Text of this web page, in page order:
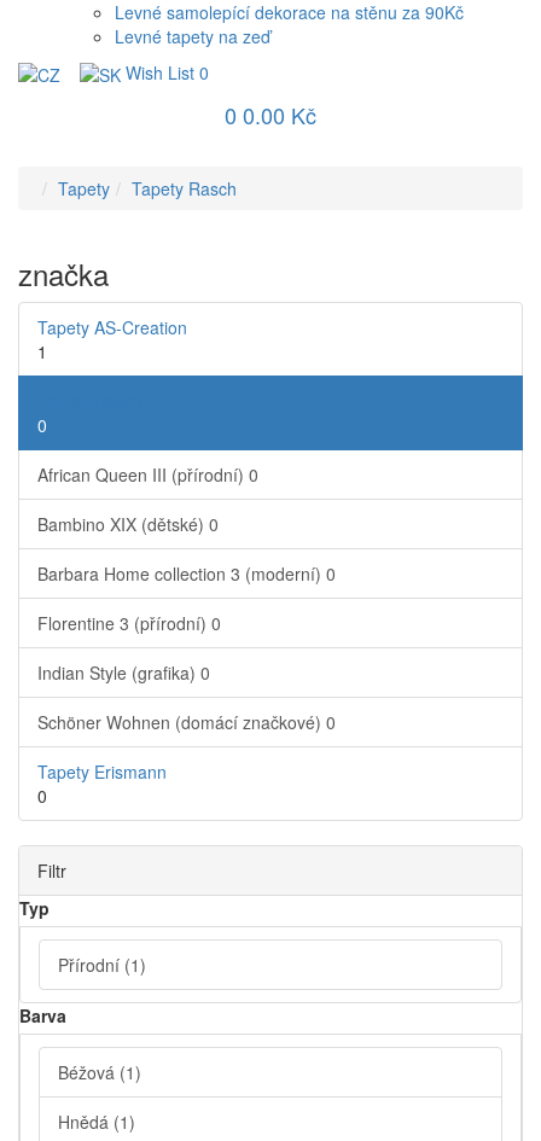
Levné samolepící dekorace na stěnu za 90Kč
Levné tapety na zeď
Wish List 0
0 0.00 Kč
Tapety Tapety Rasch
značka
Tapety AS-Creation
1
0
African Queen III (přírodní) 0
Bambino XIX (dětské) 0
Barbara Home collection 3 (moderní) 0
Florentine 3 (přírodní) 0
Indian Style (grafika) 0
Schöner Wohnen (domácí značkové) 0
Tapety Erismann
0
Filtr
Typ
Přírodní (1)
Barva
Béžová (1)
Hnědá (1)